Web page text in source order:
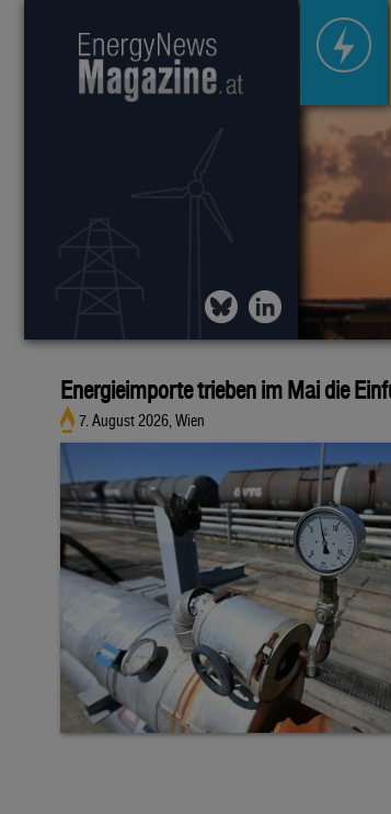
Energieimporte trieben im Mai die
7. August 2026, Wien